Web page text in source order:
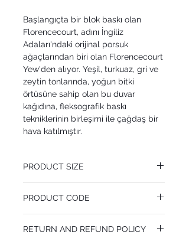
Başlangıçta bir blok baskı olan
Florencecourt, adını İngiliz
Adaları'ndaki orijinal porsuk
ağaçlarından biri olan Florencecourt
Yew'den alıyor. Yeşil, turkuaz, gri ve
zeytin tonlarında, yoğun bitki
örtüsüne sahip olan bu duvar
kağıdına, fleksografik baskı
tekniklerinin birleşimi ile çağdaş bir
hava katılmıştır.
PRODUCT SIZE
Pattern Repeat 53 cm
PRODUCT CODE
RETURN AND REFUND POLICY